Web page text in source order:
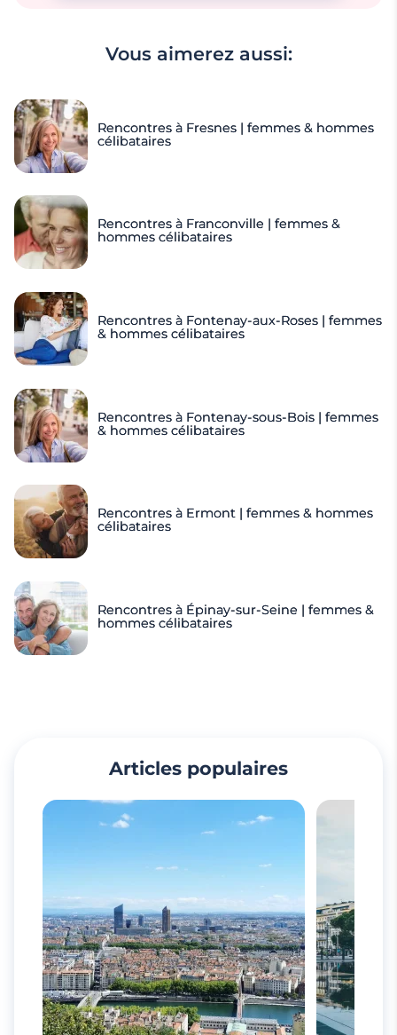
Vous aimerez aussi:
Rencontres à Fresnes | femmes & hommes
célibataires
Rencontres à Franconville | femmes &
hommes célibataires
Rencontres à Fontenay-aux-Roses | femmes
& hommes célibataires
Rencontres à Fontenay-sous-Bois | femmes
& hommes célibataires
Rencontres à Ermont | femmes & hommes
célibataires
Rencontres à Épinay-sur-Seine | femmes &
hommes célibataires
Articles populaires